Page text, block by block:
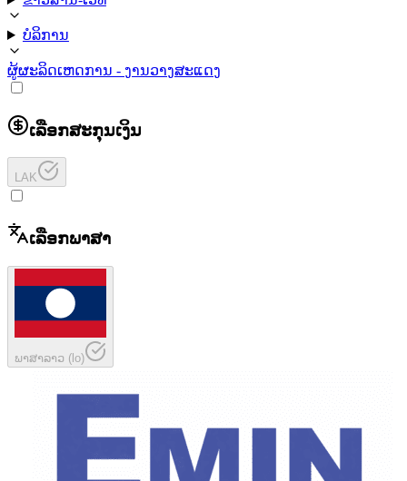
ບໍລິການ
ຜູ້ຜະລິດເຫດການ - ງານວາງສະແດງ
ເລືອກສະກຸນເງິນ
LAK
ເລືອກພາສາ
ພາສາລາວ (lo)